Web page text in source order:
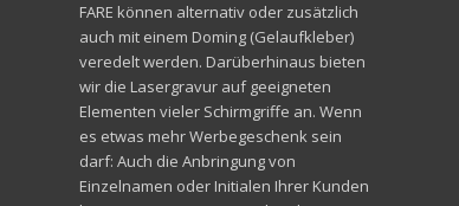
FARE können alternativ oder zusätzlich
auch mit einem Doming (Gelaufkleber)
veredelt werden. Darüberhinaus bieten
wir die Lasergravur auf geeigneten
Elementen vieler Schirmgriffe an. Wenn
es etwas mehr Werbegeschenk sein
darf: Auch die Anbringung von
Einzelnamen oder Initialen Ihrer Kunden